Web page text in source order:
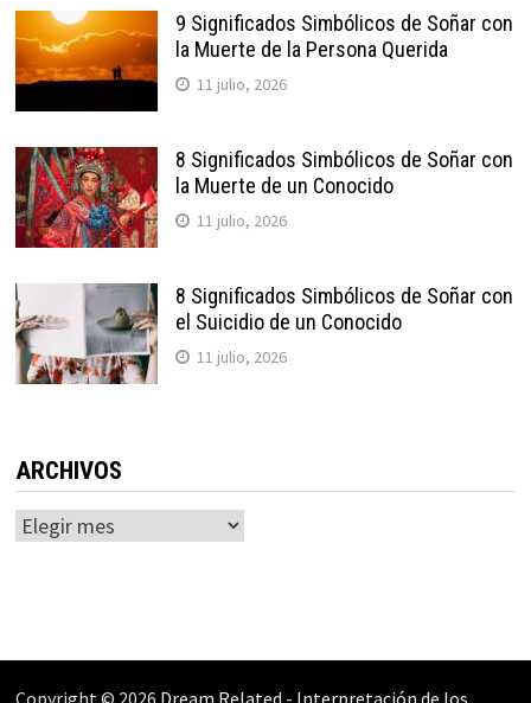
9 Significados Simbólicos de Soñar con
la Muerte de la Persona Querida
11 julio, 2026
8 Significados Simbólicos de Soñar con
la Muerte de un Conocido
11 julio, 2026
8 Significados Simbólicos de Soñar con
el Suicidio de un Conocido
11 julio, 2026
ARCHIVOS
Archivos
Copyright © 2026 Dream Related - Interpretación de los